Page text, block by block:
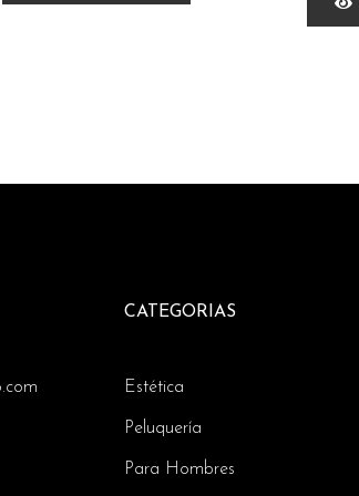
CATEGORIAS
Estética
Peluquería
Para Hombres